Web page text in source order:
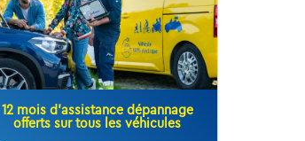
Av/Ar
12 mois d’assistance dépannage
offerts sur tous les véhicules